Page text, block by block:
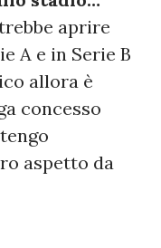
aprire
A e in Serie B
allora è
concesso
aspetto da